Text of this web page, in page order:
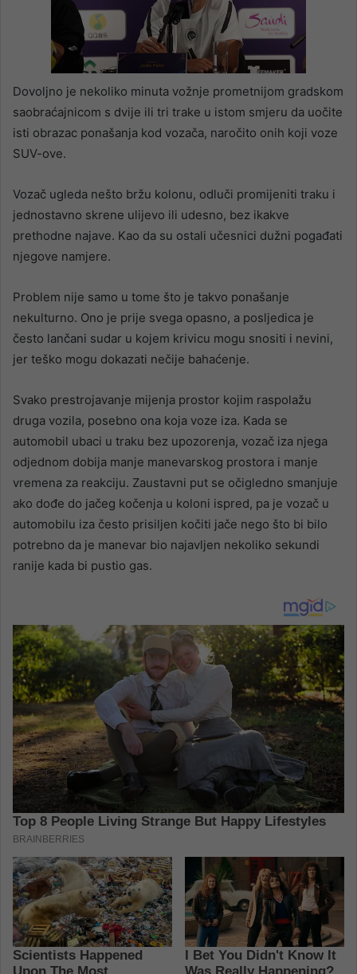
Dovoljno je nekoliko minuta vožnje prometnijom gradskom
saobraćajnicom s dvije ili tri trake u istom smjeru da uočite
isti obrazac ponašanja kod vozača, naročito onih koji voze
SUV-ove.
Vozač ugleda nešto bržu kolonu, odluči promijeniti traku i
jednostavno skrene ulijevo ili udesno, bez ikakve
prethodne najave. Kao da su ostali učesnici dužni pogađati
njegove namjere.
Problem nije samo u tome što je takvo ponašanje
nekulturno. Ono je prije svega opasno, a posljedica je
često lančani sudar u kojem krivicu mogu snositi i nevini,
jer teško mogu dokazati nečije bahaćenje.
Svako prestrojavanje mijenja prostor kojim raspolažu
druga vozila, posebno ona koja voze iza. Kada se
automobil ubaci u traku bez upozorenja, vozač iza njega
odjednom dobija manje manevarskog prostora i manje
vremena za reakciju. Zaustavni put se očigledno smanjuje
ako dođe do jačeg kočenja u koloni ispred, pa je vozač u
automobilu iza često prisiljen kočiti jače nego što bi bilo
potrebno da je manevar bio najavljen nekoliko sekundi
ranije kada bi pustio gas.